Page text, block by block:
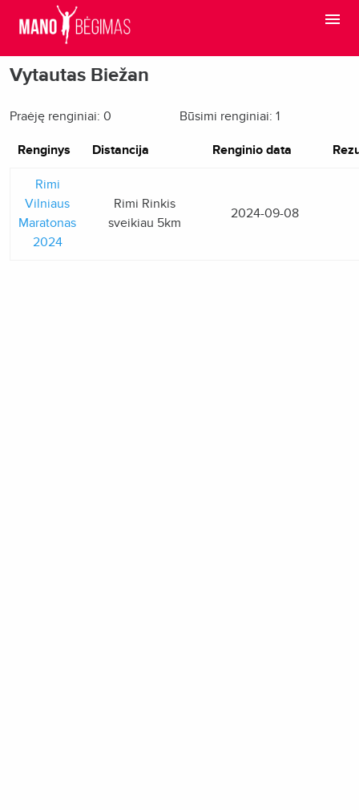
Vytautas Biežan
Praėję renginiai: 0 Būsimi renginiai: 1
Renginys Distancija Renginio data
Rimi
Vilniaus
Maratonas
2024
Rimi Rinkis
sveikiau 5km
2024-09-08